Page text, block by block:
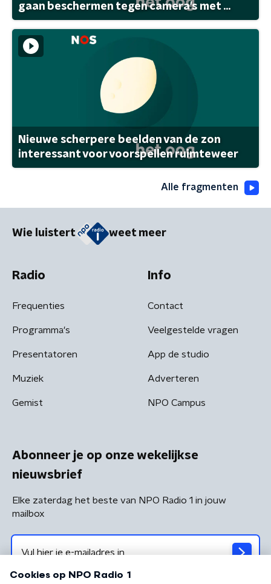
gaan beschermen tegen camera's met ...
Nieuwe scherpere beelden van de zon
interessant voor voorspellen ruimteweer
Alle fragmenten
Wie luistert weet meer
Radio
Frequenties
Programma's
Presentatoren
Muziek
Gemist
Info
Contact
Veelgestelde vragen
App de studio
Adverteren
NPO Campus
Abonneer je op onze wekelijkse
nieuwsbrief
Elke zaterdag het beste van NPO Radio 1 in jouw
mailbox